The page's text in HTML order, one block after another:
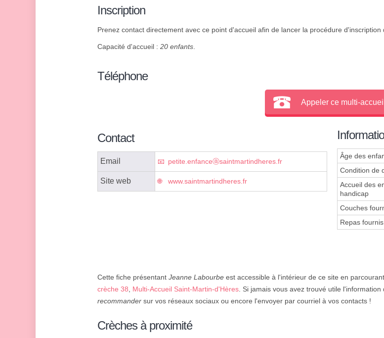
Inscription
Prenez contact directement avec ce point d'accueil afin de lancer la procédure d'inscription
Capacité d'accueil : 20 enfants.
Téléphone
Appeler ce multi-accueil
Contact
Email petite.enfanceⓐsaintmartindheres.fr
Site web www.saintmartindheres.fr
Âge des
Condition de
Accueil des
handicap
Couches
Repas fournis
Cette fiche présentant Jeanne Labourbe est accessible à l'intérieur de ce site en
crèche 38, Multi-Accueil Saint-Martin-d'Hères. Si jamais vous avez trouvé utile
recommander sur vos réseaux sociaux ou encore l'envoyer par courriel à vos contacts !
Crèches à proximité